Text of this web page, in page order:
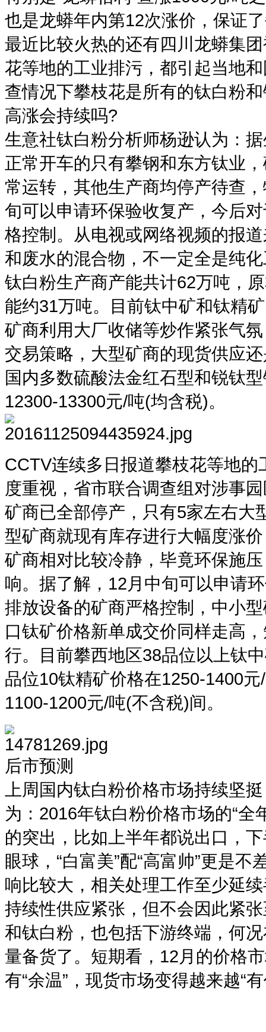
也是龙蟒年内第12次涨价，保证
最近比较火热的还有四川龙蟒集
花等地的工业排污，都引起当地
查情况下攀枝花是所有的钛白粉
高涨会持续吗?
生意社钛白粉分析师杨逊认为：
正常开车的只有攀钢和东方钛业
常运转，其他生产商均停产待查
旬可以申请环保验收复产，今后
格控制。从电视或网络视频的报
和废水的混合物，不一定全是纯
钛白粉生产商产能共计62万吨，
能约31万吨。目前钛中矿和钛精
矿商利用大厂收储等炒作紧张气
交易策略，大型矿商的现货供应
国内多数硫酸法金红石型和锐钛
12300-13300元/吨(均含税)。
CCTV连续多日报道攀枝花等地
度重视，省市联合调查组对涉事
矿商已全部停产，只有5家左右大
型矿商就现有库存进行大幅度涨
矿商相对比较冷静，毕竟环保施
响。据了解，12月中旬可以申请
排放设备的矿商严格控制，中小
口钛矿价格新单成交价同样走高
行。目前攀西地区38品位以上钛
品位10钛精矿价格在1250-1400
1100-1200元/吨(不含税)间。
后市预测
上周国内钛白粉价格市场持续坚
为：2016年钛白粉价格市场的“
的突出，比如上半年都说出口，
眼球，“白富美”配“高富帅”更是
响比较大，相关处理工作至少延
持续性供应紧张，但不会因此紧
和钛白粉，也包括下游终端，何
量备货了。短期看，12月的价格
有“余温”，现货市场变得越来越“